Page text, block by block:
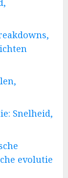
Snelheid,
evolutie